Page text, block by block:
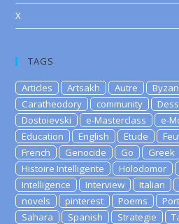
X
TAGS
Articles Artsakh Autre
Caratheodory
community
Dostoievski
e-Masterclass e-
Education
English Etude
French
Genocide Go Greek
Histoire Intelligente
Holodomor
Intelligence
Interview Italian
novels
pinterest Poems
Sahara
Spanish Strategie